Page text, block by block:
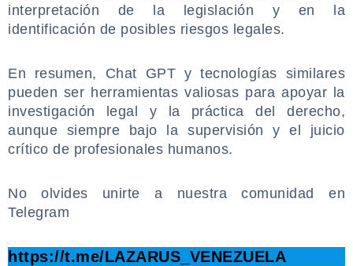
interpretación de la legislación y en la
identificación de posibles riesgos legales.
En resumen, Chat GPT y tecnologías similares
pueden ser herramientas valiosas para apoyar la
investigación legal y la práctica del derecho,
aunque siempre bajo la supervisión y el juicio
crítico de profesionales humanos.
No olvides unirte a nuestra comunidad en
Telegram
https://t.me/LAZARUS_VENEZUELA